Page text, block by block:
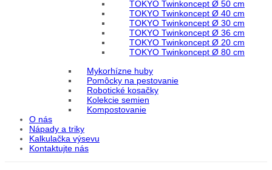
TOKYO Twinkoncept Ø 50 cm
TOKYO Twinkoncept Ø 40 cm
TOKYO Twinkoncept Ø 30 cm
TOKYO Twinkoncept Ø 36 cm
TOKYO Twinkoncept Ø 20 cm
TOKYO Twinkoncept Ø 80 cm
Mykorhízne huby
Pomôcky na pestovanie
Robotické kosačky
Kolekcie semien
Kompostovanie
O nás
Nápady a triky
Kalkulačka výsevu
Kontaktujte nás